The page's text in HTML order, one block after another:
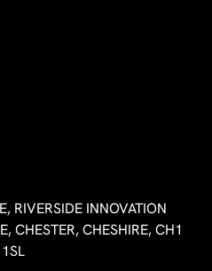
RIVERSIDE INNOVATION
CHESTER, CHESHIRE, CH1
1SL